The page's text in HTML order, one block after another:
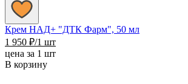
Крем НАД+ "ДТК Фарм", 50 мл
1 950 ₽/1 шт
цена за 1 шт
В корзину